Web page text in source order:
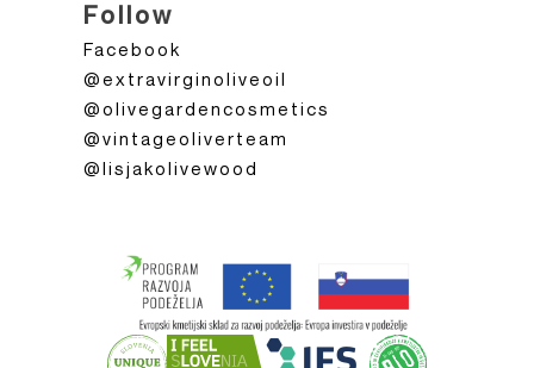
Follow
Facebook
@extravirginoliveoil
@olivegardencosmetics
@vintageoliverteam
@lisjakolivewood